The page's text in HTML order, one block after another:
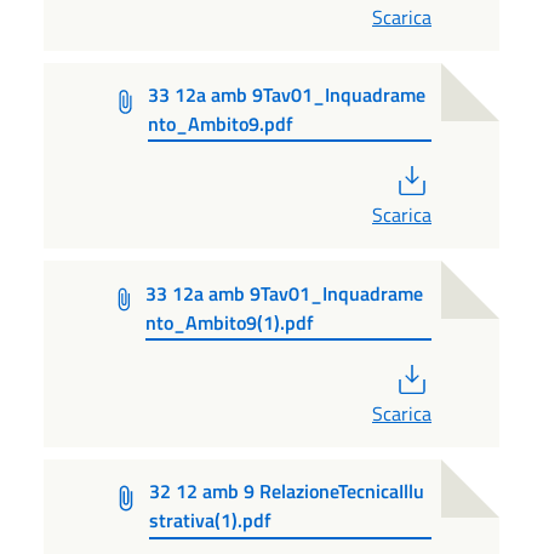
Scarica
33 12a amb 9Tav01_Inquadrame
nto_Ambito9.pdf
Scarica
33 12a amb 9Tav01_Inquadrame
nto_Ambito9(1).pdf
Scarica
32 12 amb 9 RelazioneTecnicaIllu
strativa(1).pdf